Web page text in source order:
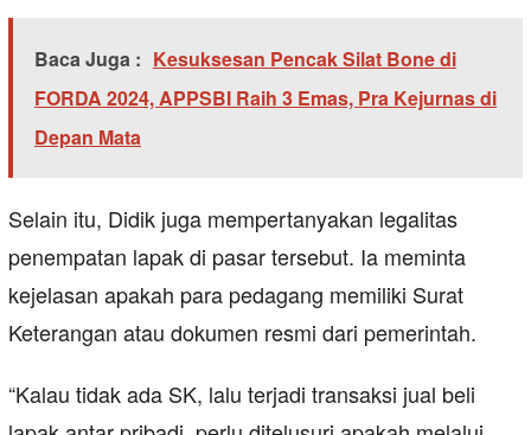
Baca Juga : Kesuksesan Pencak Silat Bone di
FORDA 2024, APPSBI Raih 3 Emas, Pra Kejurnas di
Depan Mata
Selain itu, Didik juga mempertanyakan legalitas
penempatan lapak di pasar tersebut. Ia meminta
kejelasan apakah para pedagang memiliki Surat
Keterangan atau dokumen resmi dari pemerintah.
“Kalau tidak ada SK, lalu terjadi transaksi jual beli